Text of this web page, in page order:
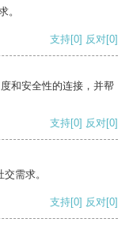
。
支持[0] 反对[0]
和安全性的连接，并帮
支持[0] 反对[0]
需求。
支持[0] 反对[0]